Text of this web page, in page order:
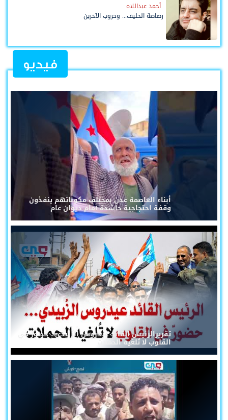
أحمد عبداللاه
رصاصة الحليف... وحروب الآخرين
فيديو
أبناء العاصمة عدن بمختلف مكوناتهم ينفذون
وقفة احتجاجية حاشدة أمام ديوان عام
تقريرالرئيس القائد عيدروس الزُبيدي... حضورٌ في
القلوب لا تُلغيه الحملات